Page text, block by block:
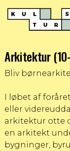
Arkitektur
Bliv
I løbet af
eller
arkitektur otte
en arkitekt
bygninger,